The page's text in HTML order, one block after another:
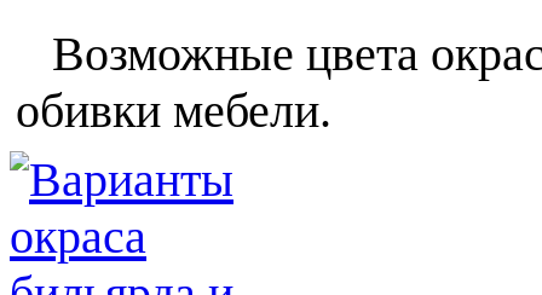
Возможные цвета
обивки мебели.